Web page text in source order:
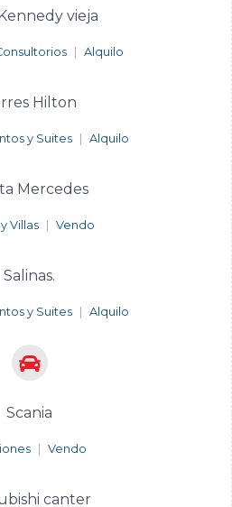
vieja
Alquilo
Hilton
y Suites Alquilo
Mercedes
Villas Vendo
Salinas.
y Suites Alquilo
Scania
Vendo
canter